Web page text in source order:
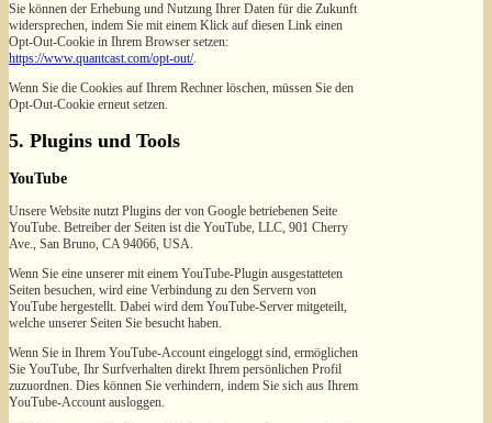
Sie können der Erhebung und Nutzung Ihrer Daten für die Zukunft
widersprechen, indem Sie mit einem Klick auf diesen Link einen
Opt-Out-Cookie in Ihrem Browser setzen:
https://www.quantcast.com/opt-out/.
Wenn Sie die Cookies auf Ihrem Rechner löschen, müssen Sie den
Opt-Out-Cookie erneut setzen.
5. Plugins und Tools
YouTube
Unsere Website nutzt Plugins der von Google betriebenen Seite
YouTube. Betreiber der Seiten ist die YouTube, LLC, 901 Cherry
Ave., San Bruno, CA 94066, USA.
Wenn Sie eine unserer mit einem YouTube-Plugin ausgestatteten
Seiten besuchen, wird eine Verbindung zu den Servern von
YouTube hergestellt. Dabei wird dem YouTube-Server mitgeteilt,
welche unserer Seiten Sie besucht haben.
Wenn Sie in Ihrem YouTube-Account eingeloggt sind, ermöglichen
Sie YouTube, Ihr Surfverhalten direkt Ihrem persönlichen Profil
zuzuordnen. Dies können Sie verhindern, indem Sie sich aus Ihrem
YouTube-Account ausloggen.